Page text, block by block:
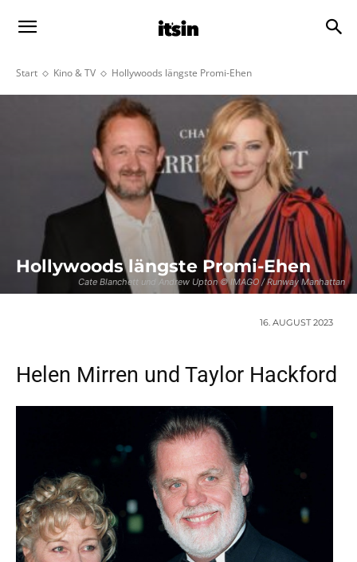
Start Kino & TV Hollywoods längste Promi-Ehen
Cate Blanchett und Andrew Upton © IMAGO / Runway Manhattan
Hollywoods längste Promi-Ehen
16. AUGUST 2023
Helen Mirren und Taylor Hackford